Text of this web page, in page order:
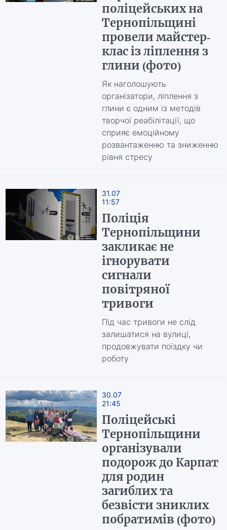
поліцейських на
Тернопільщині
провели майстер-
клас із ліплення з
глини (фото)
Як наголошують
організатори, ліплення з
глини є одним із методів
творчої реабілітації, що
сприяє емоційному
розвантаженню та зниженню
рівня стресу
31.07
11:57
Поліція
Тернопільщини
закликає не
ігнорувати
сигнали
повітряної
тривоги
Під час тривоги не слід
залишатися на вулиці,
продовжувати поїздку чи
роботу
30.07
21:45
Поліцейські
Тернопільщини
організували
подорож до Карпат
для родин
загиблих та
безвісти зниклих
побратимів (фото)